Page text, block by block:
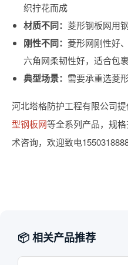
织拧花而成
材质不同： 菱形钢板网用
刚性不同： 菱形网刚性好
六角网柔韧性好，适合包
典型场景： 需要承重选菱
河北塔格防护工程有限公司
型钢板网等全系列产品，规
术咨询，欢迎致电
📦 相关产品推荐